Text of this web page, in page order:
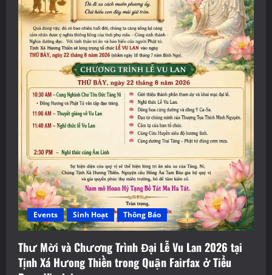
Events Sinh Hoạt Thông Báo
Thư Mời và Chương Trình Đại Lễ Vu Lan 2026 tại
Tịnh Xá Hưong Thiền trong Quận Fairfax ở Tiểu